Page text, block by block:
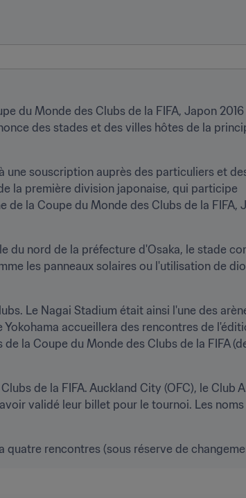
du Monde des Clubs de la FIFA, Japon
des stades et des villes hôtes de la
une souscription auprès des particuliers et
la première division japonaise, qui participe
la Coupe du Monde des Clubs de la FIFA,
du nord de la préfecture d'Osaka, le stade
les panneaux solaires ou l'utilisation de
Le Nagai Stadium était ainsi l'une des
accueillera des rencontres de
la Coupe du Monde des Clubs de la FIFA
de la FIFA. Auckland City (OFC), le Club
validé leur billet pour le tournoi. Les
rencontres (sous réserve de